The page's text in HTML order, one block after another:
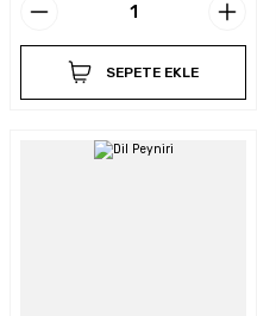
SEPETE EKLE